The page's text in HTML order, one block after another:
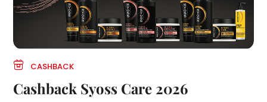
CASHBACK
Cashback Syoss Care 2026